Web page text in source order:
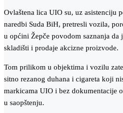
Ovlaštena lica UIO su, uz asistenciju
naredbi Suda BiH, pretresli vozila,
u općini Žepče povodom saznanja
skladišti i prodaje akcizne proizvode.
Tom prilikom u objektima i vozilu
sitno rezanog duhana i cigareta koji
markicama UIO i bez dokumentacije
u saopštenju.